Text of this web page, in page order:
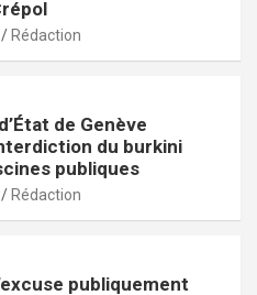
Rédaction
de Genève
du burkini
publiques
Rédaction
publiquement